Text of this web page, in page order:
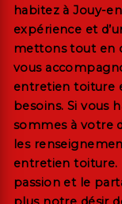
habitez àJouy-
expérience et
mettons tout en
vous
entretien toiture
besoins. Si vous
sommes à votre
les
entretien toiture.
passion et le